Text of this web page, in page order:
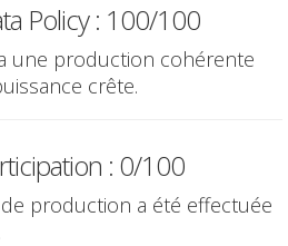
Policy : 100/100
une production cohérente
crête.
: 0/100
production a été effectuée